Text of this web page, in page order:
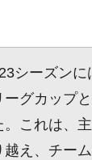
シーズン
ーグカップ
。これは、
越え、チー